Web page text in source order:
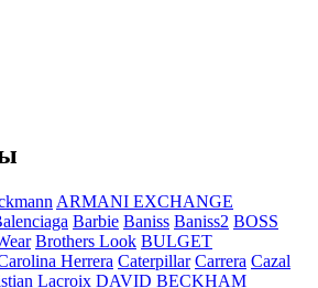
ARMANI EXCHANGE
Barbie Baniss Baniss2 BOSS
Brothers Look BULGET
Herrera Caterpillar Carrera Cazal
Lacroix DAVID BECKHAM